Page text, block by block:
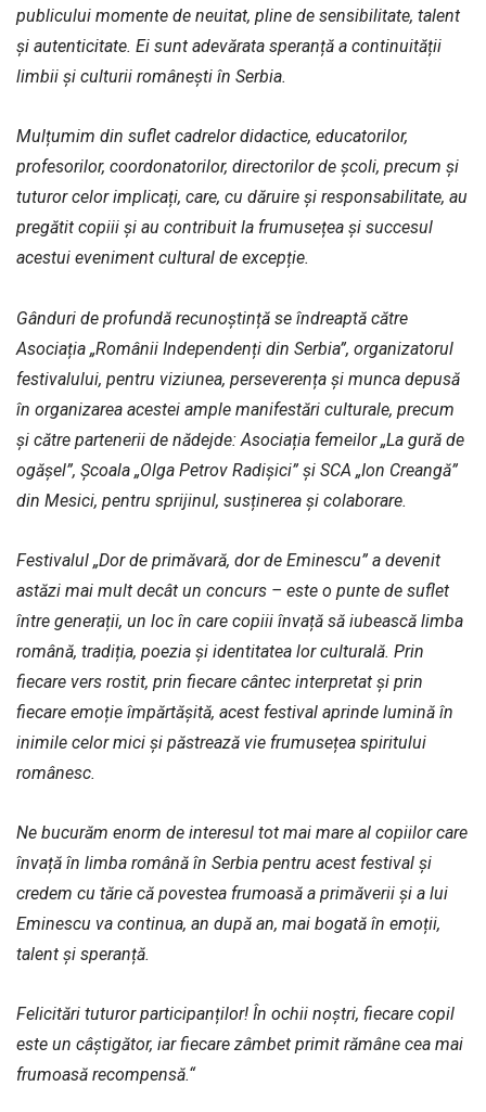
publicului momente de neuitat, pline de sensibilitate, talent
și autenticitate. Ei sunt adevărata speranță a continuității
limbii și culturii românești în Serbia.
Mulțumim din suflet cadrelor didactice, educatorilor,
profesorilor, coordonatorilor, directorilor de școli, precum și
tuturor celor implicați, care, cu dăruire și responsabilitate, au
pregătit copiii și au contribuit la frumusețea și succesul
acestui eveniment cultural de excepție.
Gânduri de profundă recunoștință se îndreaptă către
Asociația „Românii Independenți din Serbia”, organizatorul
festivalului, pentru viziunea, perseverența și munca depusă
în organizarea acestei ample manifestări culturale, precum
și către partenerii de nădejde: Asociația femeilor „La gură de
ogășel”, Școala „Olga Petrov Radișici” și SCA „Ion Creangă”
din Mesici, pentru sprijinul, susținerea și colaborare.
Festivalul „Dor de primăvară, dor de Eminescu” a devenit
astăzi mai mult decât un concurs – este o punte de suflet
între generații, un loc în care copiii învață să iubească limba
română, tradiția, poezia și identitatea lor culturală. Prin
fiecare vers rostit, prin fiecare cântec interpretat și prin
fiecare emoție împărtășită, acest festival aprinde lumină în
inimile celor mici și păstrează vie frumusețea spiritului
românesc.
Ne bucurăm enorm de interesul tot mai mare al copiilor care
învață în limba română în Serbia pentru acest festival și
credem cu tărie că povestea frumoasă a primăverii și a lui
Eminescu va continua, an după an, mai bogată în emoții,
talent și speranță.
Felicitări tuturor participanților! În ochii noștri, fiecare copil
este un câștigător, iar fiecare zâmbet primit rămâne cea mai
frumoasă recompensă.“